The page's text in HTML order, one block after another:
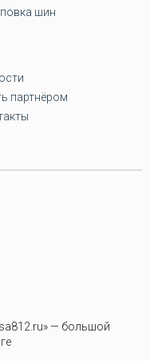
шин
партнёром
— большой